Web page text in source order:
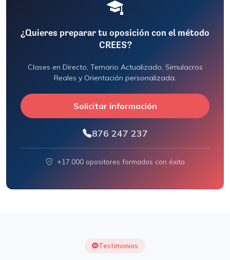
¿Quieres preparar tu oposición con el método
CREES?
Clases en Directo, Temario Actualizado, Simulacros
Reales y Orientación personalizada.
Solicitar información
876 247 237
+17.000 opositores formados con éxito
Testimonios